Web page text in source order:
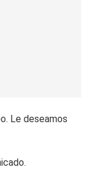
Le deseamos